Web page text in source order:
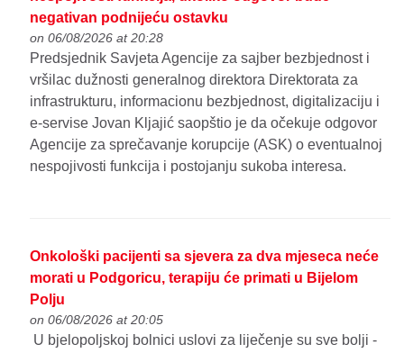
negativan podnijeću ostavku
on 06/08/2026 at 20:28
Predsjednik Savjeta Agencije za sajber bezbjednost i
vršilac dužnosti generalnog direktora Direktorata za
infrastrukturu, informacionu bezbjednost, digitalizaciju i
e-servise Jovan Kljajić saopštio je da očekuje odgovor
Agencije za sprečavanje korupcije (ASK) o eventualnoj
nespojivosti funkcija i postojanju sukoba interesa.
Onkološki pacijenti sa sjevera za dva mjeseca neće
morati u Podgoricu, terapiju će primati u Bijelom
Polju
on 06/08/2026 at 20:05
U bjelopoljskoj bolnici uslovi za liječenje su sve bolji -